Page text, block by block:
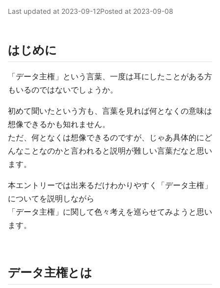
Last updated at 2023-09-12Posted at 2023-09-08
はじめに
「データ主権」という言葉、一度は耳にしたことがある方
もいるのではないでしょうか。
初めて聞いたという方も、言葉を見れば何となくの意味は
想像できるかも知れません。
ただ、何となくは想像できるのですが、じゃあ具体的にど
んなことなのかと言われると説明が難しい言葉だなと思い
ます。
本エントリーでは出来るだけわかりやすく「データ主権」
についてを説明しながら
「データ主権」に関して色々考えを巡らせてみようと思い
ます。
データ主権とは